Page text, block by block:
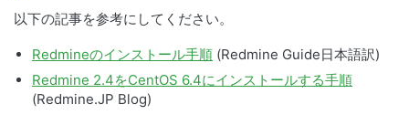
以下の記事を参考にしてください。
Redmineのインストール手順 (Redmine Guide日本語訳)
Redmine 2.4をCentOS 6.4にインストールする手順
(Redmine.JP Blog)